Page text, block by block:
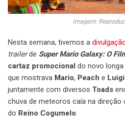
Imagem:
Nesta semana, tivemos a
trailerde Super Mario Galaxy: O
cartaz promocional do novo
que mostrava Mario, Peach e Luigi
juntamente com diversos Toads
chuva de meteoros caía na direção
do Reino Cogumelo.